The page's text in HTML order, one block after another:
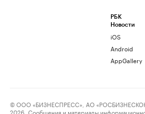
РБК
Новости
iOS
Android
AppGallery
© ООО «БИЗНЕСПРЕСС», АО
2026. Сообщения и материалы